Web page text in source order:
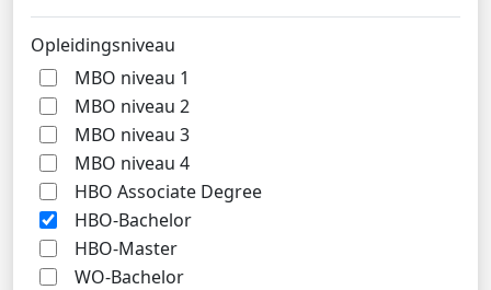
Opleidingsniveau
MBO niveau 1
MBO niveau 2
MBO niveau 3
MBO niveau 4
HBO Associate Degree
HBO-Bachelor
HBO-Master
WO-Bachelor